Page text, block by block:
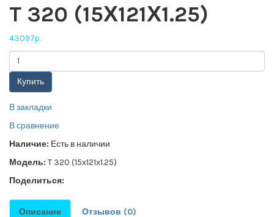
T 320 (15Х121Х1.25)
43097р.
Купить
В закладки
В сравнение
Наличие: Есть в наличии
Модель: T 320 (15х121х1.25)
Поделиться:
Описание Отзывов (0)